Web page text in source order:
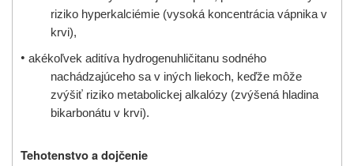
riziko hyperkalciémie (vysoká koncentrácia vápnika v
krvi),
• akékoľvek aditíva hydrogenuhličitanu sodného
nachádzajúceho sa v iných liekoch, keďže môže
zvýšiť riziko metabolickej alkalózy (zvýšená hladina
bikarbonátu v krvi).
Tehotenstvo a dojčenie